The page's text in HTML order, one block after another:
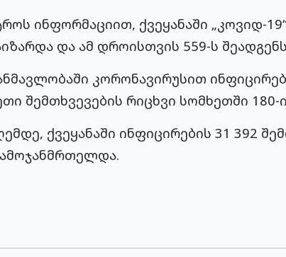
ინფორმაციით, ქვეყანაში „კოვიდ-
და ამ დროისთვის 559-ს
კორონავირუსით
შემთხვევების რიცხვი სომხეთში 180-
ქვეყანაში ინფიცირების 31 392